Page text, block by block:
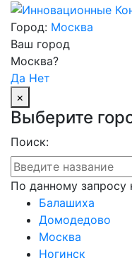
Город: Москва
Ваш город
Москва?
Да Нет
×
Выберите
Поиск:
По данному запросу
Балашиха
Домодедово
Москва
Ногинск